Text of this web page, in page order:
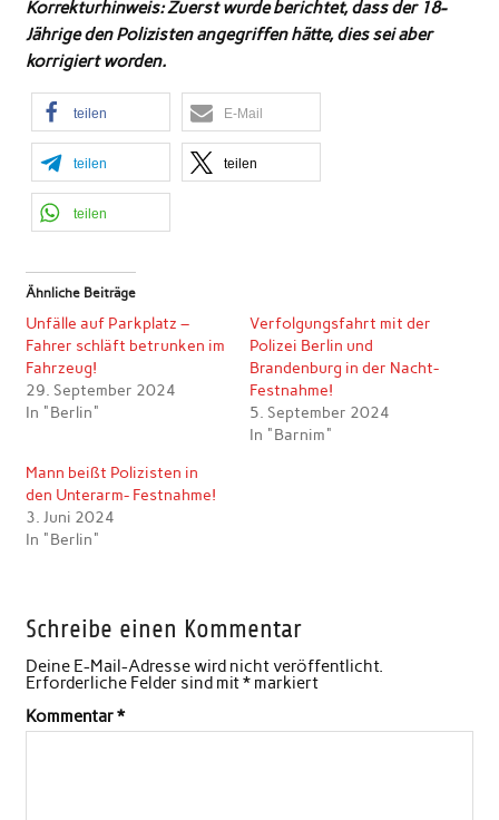
Korrekturhinweis: Zuerst wurde berichtet, dass der 18-
Jährige den Polizisten angegriffen hätte, dies sei aber
korrigiert worden.
teilen E-Mail
teilen teilen
teilen
Ähnliche Beiträge
Unfälle auf Parkplatz –
Fahrer schläft betrunken im
Fahrzeug!
29. September 2024
In "Berlin"
Verfolgungsfahrt mit der
Polizei Berlin und
Brandenburg in der Nacht-
Festnahme!
5. September 2024
In "Barnim"
Mann beißt Polizisten in
den Unterarm- Festnahme!
3. Juni 2024
In "Berlin"
Schreibe einen Kommentar
Deine E-Mail-Adresse wird nicht veröffentlicht.
Erforderliche Felder sind mit*markiert
Kommentar*